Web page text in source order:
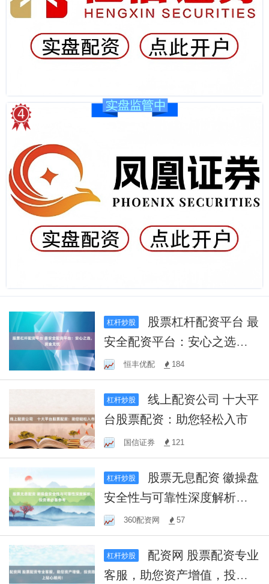
杠杆炒股
安全配资平台：安心之选，
资金无忧
恒丰优配 184
杠杆炒股
线上配资公司 十大平
台股票配资：助您轻松入市
国信证券 121
杠杆炒股
安全性与可靠性深度解析：
投资者必备参考
360配资网 57
杠杆炒股
客服，助您资产增值，投资